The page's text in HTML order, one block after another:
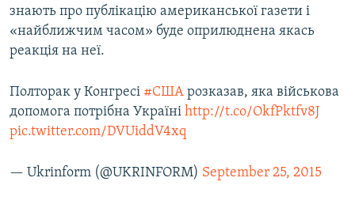
знають про публікацію американської газети і
«найближчим часом» буде оприлюднена якась
реакція на неї.
Полторак у Конгресі #США розказав, яка військова
допомога потрібна Україні http://t.co/OkfPktfv8J
pic.twitter.com/DVUiddV4xq
— Ukrinform (@UKRINFORM) September 25, 2015